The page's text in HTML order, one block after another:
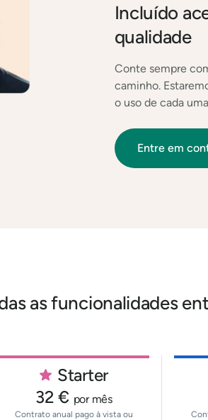
Incluído
qualidade
Conte sempre
caminho.
o uso de cada
Entre em
as funcionalidades
Starter
32 € por mês
Contrato anual pago à vista ou